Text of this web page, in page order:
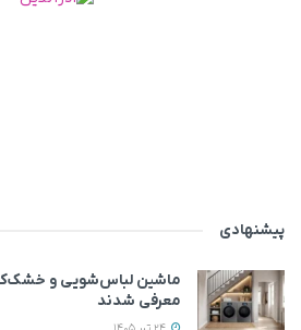
پیشنهادی
ماشین لباس‌شویی‌ و
معرفی شدند